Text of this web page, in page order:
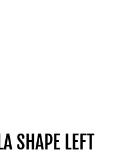
SHAPE LEFT